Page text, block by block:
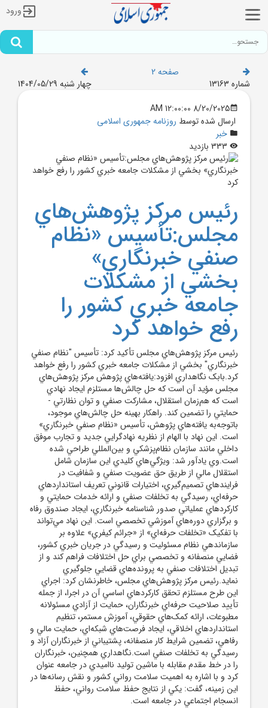
ورود
صفحه 2
شماره 13163
چهار شنبه 1404/05/29
8/20/2025 12:00:00 AM
ارسال شده توسط روزنامه جمهوری اسلامی
خبر
رئيس مرکز پژوهش‌هاي
مجلس:تأسيس «نظام
صنفي خبرنگاري»
بخشي از مشکلات
جامعه خبري کشور را
رفع خواهد کرد
رئيس مرکز پژوهش‌هاي مجلس تأکيد کرد: تأسيس "نظام صنفي
خبرنگاري" بخشي از مشکلات جامعه خبري کشور را رفع خواهد
کرد.بابک نگاهداري افزود:يافته‌هاي پژوهش مرکز پژوهش‌هاي
مجلس مؤيد آن است که حل چالش‌ها مستلزم ايجاد نهادي
است که هم‌زمان استقلال، مشارکت صنفي و توان نظارتي -
حمايتي را تضمين کند. راهکار بهينه حل چالش‌هاي موجود،
باتوجه‌به يافته‌هاي پژوهش، تأسيس «نظام صنفي خبرنگاري»
است. اين نهاد با الهام از نظريه نهادگرايي جديد و تجارب موفق
داخلي مانند سازمان نظام‌پزشکي و بين‌المللي طراحي شده
است.وي يادآور شد: ويژگي‌هاي کليدي اين سازمان شامل
استقلال مالي از طريق حق عضويت صنفي و شفافيت در
فرايندهاي تصميم‌گيري، اختيارات قانوني تعريف استانداردهاي
حرفه‌اي، رسيدگي به تخلفات صنفي و ارائه خدمات حمايتي و
کارکردهاي عملياتي صدور شناسنامه خبرنگاري، ايجاد صندوق رفاه
و برگزاري دوره‌هاي آموزشي تخصصي است. اين نهاد مي‌تواند
با تفکيک «تخلفات حرفه‌اي» از «جرائم کيفري» علاوه بر
سازماندهي نظام مسئوليت و رسيدگي در جريان خبري کشور،
فضايي منصفانه و تخصصي براي حل اختلافات فراهم کند و از
تبديل اختلافات صنفي به پرونده‌هاي قضايي جلوگيري
نمايد.رئيس مرکز پژوهش‌هاي مجلس، خاطرنشان کرد: اجراي
اين طرح مستلزم تحقق کارکردهاي اساسي آن در اجرا، از جمله
تأييد صلاحيت حرفه‌اي خبرنگاران، حمايت از آزادي مسئولانه
مطبوعات، ارائه کمک‌هاي حقوقي، آموزش مستمر، تنظيم
استانداردهاي اخلاقي، ايجاد فرصت‌هاي شبکه‌اي، حمايت مالي و
رفاهي، تضمين شرايط کار منصفانه، پشتيباني از خبرنگاران آزاد و
رسيدگي به تخلفات صنفي است.نگاهداري همچنين، خبرنگاران
را در خط مقدم مقابله با ماشين توليد نااميدي در جامعه عنوان
کرد و با اشاره به اهميت سلامت رواني کشور و نقش رسانه‌ها در
اين زمينه، گفت: يکي از نتايج حفظ سلامت رواني، حفظ
انسجام اجتماعي در جامعه است.